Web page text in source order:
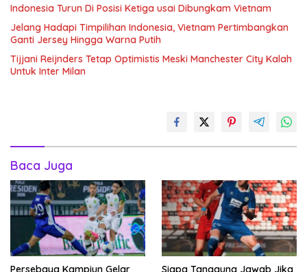
Indonesia Turun Di Posisi Ketiga usai Dibungkam Vietnam
Jelang Hadapi Timpilihan Indonesia, Vietnam Pertimbangkan
Ganti Jersey Hingga Warna Putih
Tijjani Reijnders Tetap Optimistis Meski Manchester City Kalah
Untuk Inter Milan
Baca Juga
Persebaya Kampiun Gelar
Siapa Tanggung Jawab Jika